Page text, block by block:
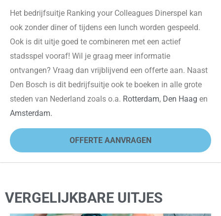
Het bedrijfsuitje Ranking your Colleagues Dinerspel kan
ook zonder diner of tijdens een lunch worden gespeeld.
Ook is dit uitje goed te combineren met een actief
stadsspel vooraf! Wil je graag meer informatie
ontvangen? Vraag dan vrijblijvend een offerte aan. Naast
Den Bosch is dit bedrijfsuitje ook te boeken in alle grote
steden van Nederland zoals o.a. Rotterdam, Den Haag en
Amsterdam.
OFFERTE AANVRAGEN
VERGELIJKBARE UITJES